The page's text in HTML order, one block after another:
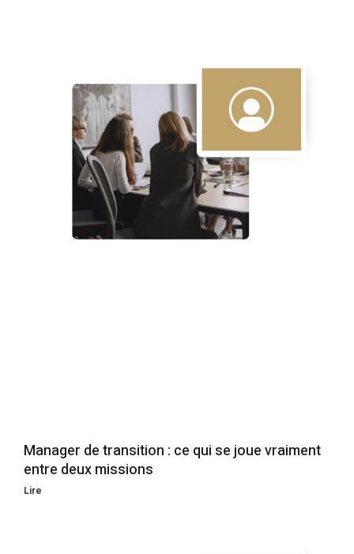
Manager de transition : ce qui se joue vraiment
entre deux missions
Lire